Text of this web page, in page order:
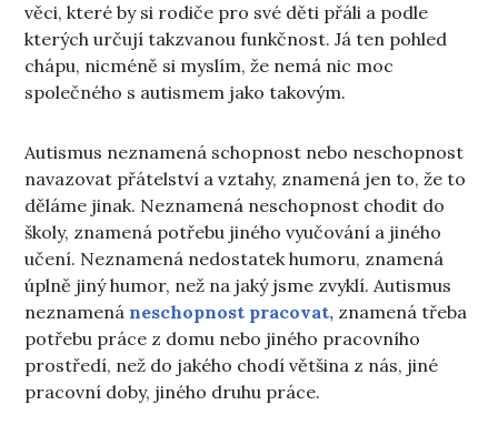
věci, které by si rodiče pro své děti přáli a podle
kterých určují takzvanou funkčnost. Já ten pohled
chápu, nicméně si myslím, že nemá nic moc
společného s autismem jako takovým.
Autismus neznamená schopnost nebo neschopnost
navazovat přátelství a vztahy, znamená jen to, že to
děláme jinak. Neznamená neschopnost chodit do
školy, znamená potřebu jiného vyučování a jiného
učení. Neznamená nedostatek humoru, znamená
úplně jiný humor, než na jaký jsme zvyklí. Autismus
neznamená neschopnost pracovat, znamená třeba
potřebu práce z domu nebo jiného pracovního
prostředí, než do jakého chodí většina z nás, jiné
pracovní doby, jiného druhu práce.